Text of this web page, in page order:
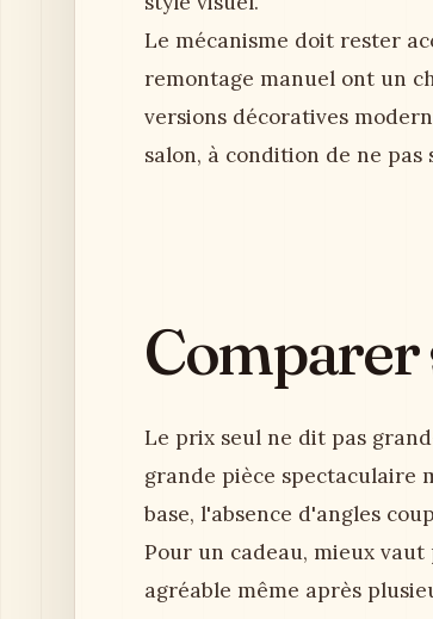
Le mécanisme doit rester
remontage manuel ont un
versions décoratives
salon, à condition de ne
Comparer
Le prix seul ne dit pas
grande pièce spectaculaire
base, l'absence d'angles
Pour un cadeau, mieux
agréable même après